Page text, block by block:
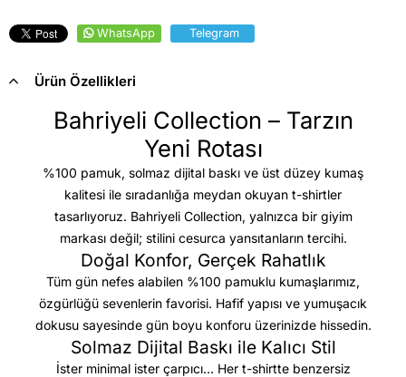
WhatsApp Telegram
Ürün Özellikleri
Bahriyeli Collection – Tarzın
Yeni Rotası
%100 pamuk, solmaz dijital baskı ve üst düzey kumaş
kalitesi ile sıradanlığa meydan okuyan t-shirtler
tasarlıyoruz. Bahriyeli Collection, yalnızca bir giyim
markası değil; stilini cesurca yansıtanların tercihi.
Doğal Konfor, Gerçek Rahatlık
Tüm gün nefes alabilen %100 pamuklu kumaşlarımız,
özgürlüğü sevenlerin favorisi. Hafif yapısı ve yumuşacık
dokusu sayesinde gün boyu konforu üzerinizde hissedin.
Solmaz Dijital Baskı ile Kalıcı Stil
İster minimal ister çarpıcı… Her t-shirtte benzersiz